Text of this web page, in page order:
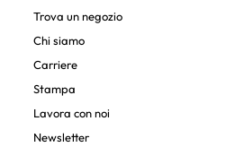
Trova un negozio
Chi siamo
Carriere
Stampa
Lavora con noi
Newsletter